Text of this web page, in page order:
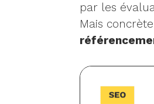
par les
Mais